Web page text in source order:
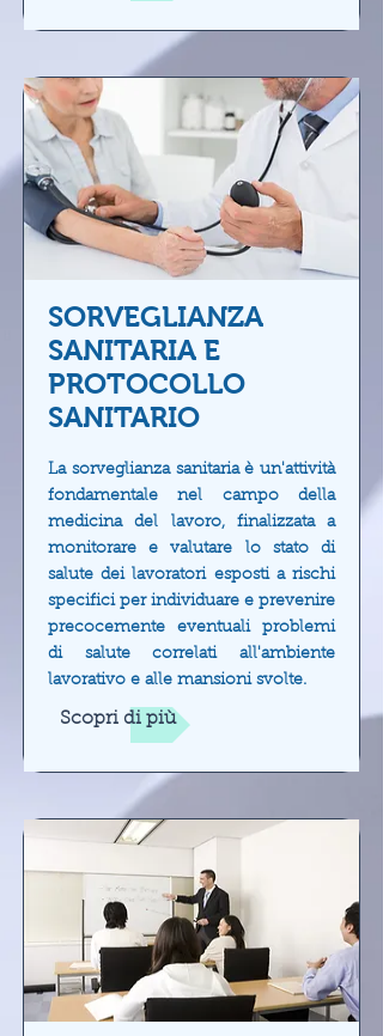
SORVEGLIANZA
SANITARIA E
PROTOCOLLO
SANITARIO
La sorveglianza sanitaria è un'attività
fondamentale nel campo della
medicina del lavoro, finalizzata a
monitorare e valutare lo stato di
salute dei lavoratori esposti a rischi
specifici per individuare e prevenire
precocemente eventuali problemi
di salute correlati all'ambiente
lavorativo e alle mansioni svolte.
Scopri di più